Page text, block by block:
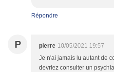
Répondre
P pierre 10/05/2021 19:57
Je n'ai jamais lu autant de
devriez consulter un